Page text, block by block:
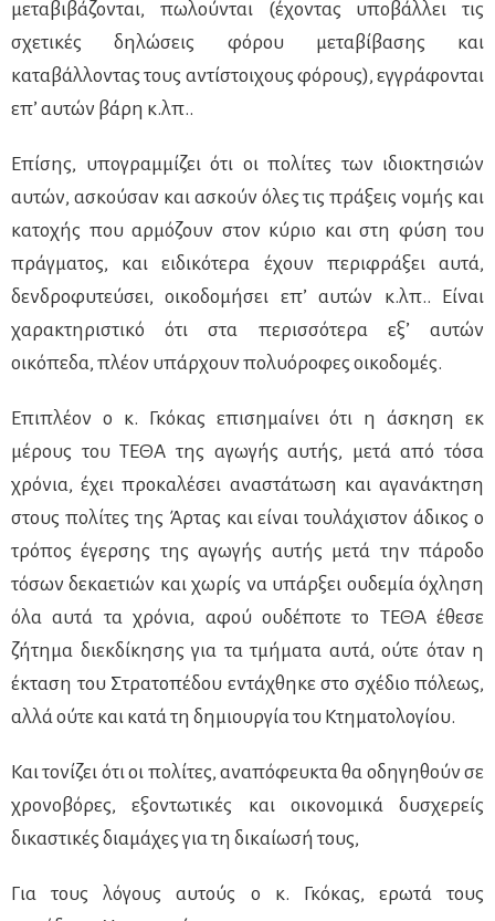
μεταβιβάζονται, πωλούνται (έχοντας υποβάλλει τις
σχετικές δηλώσεις φόρου μεταβίβασης και
καταβάλλοντας τους αντίστοιχους φόρους), εγγράφονται
επ’ αυτών βάρη κ.λπ..
Επίσης, υπογραμμίζει ότι οι πολίτες των ιδιοκτησιών
αυτών, ασκούσαν και ασκούν όλες τις πράξεις νομής και
κατοχής που αρμόζουν στον κύριο και στη φύση του
πράγματος, και ειδικότερα έχουν περιφράξει αυτά,
δενδροφυτεύσει, οικοδομήσει επ’ αυτών κ.λπ.. Είναι
χαρακτηριστικό ότι στα περισσότερα εξ’ αυτών
οικόπεδα, πλέον υπάρχουν πολυόροφες οικοδομές.
Επιπλέον ο κ. Γκόκας επισημαίνει ότι η άσκηση εκ
μέρους του ΤΕΘΑ της αγωγής αυτής, μετά από τόσα
χρόνια, έχει προκαλέσει αναστάτωση και αγανάκτηση
στους πολίτες της Άρτας και είναι τουλάχιστον άδικος ο
τρόπος έγερσης της αγωγής αυτής μετά την πάροδο
τόσων δεκαετιών και χωρίς να υπάρξει ουδεμία όχληση
όλα αυτά τα χρόνια, αφού ουδέποτε το ΤΕΘΑ έθεσε
ζήτημα διεκδίκησης για τα τμήματα αυτά, ούτε όταν η
έκταση του Στρατοπέδου εντάχθηκε στο σχέδιο πόλεως,
αλλά ούτε και κατά τη δημιουργία του Κτηματολογίου.
Και τονίζει ότι οι πολίτες, αναπόφευκτα θα οδηγηθούν σε
χρονοβόρες, εξοντωτικές και οικονομικά δυσχερείς
δικαστικές διαμάχες για τη δικαίωσή τους,
Για τους λόγους αυτούς ο κ. Γκόκας, ερωτά τους